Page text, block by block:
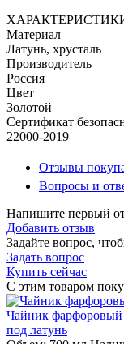
Материал
Латунь, хрусталь
Производитель
Россия
Цвет
Золотой
Сертификат
22000-2019
Отзывы
Вопросы и
Напишите первый
Добавить отзыв
Задайте вопрос,
Задать вопрос
Купить сейчас
С этим товаром
Чайник фарфоровый
под латунь